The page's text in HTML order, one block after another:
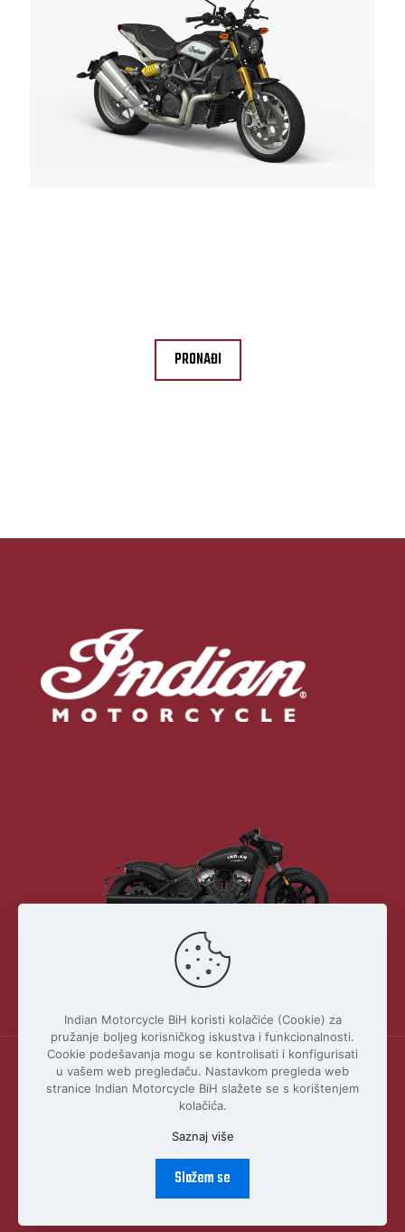
PRONAĐI
Indian Motorcycle BIH © 2026 Indian Motorcycle International, LLC
Powered byENERGIE STUDIO
Indian Motorcycle BiH koristi kolačiće (Cookie) za
pružanje boljeg korisničkog iskustva i funkcionalnosti.
Cookie podešavanja mogu se kontrolisati i konfigurisati
u vašem web pregledaču. Nastavkom pregleda web
stranice Indian Motorcycle BiH slažete se s korištenjem
kolačića.
Saznaj više
Slažem se